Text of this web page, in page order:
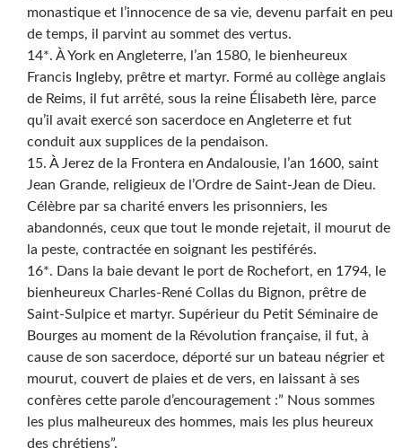
monastique et l’innocence de sa vie, devenu parfait en peu
de temps, il parvint au sommet des vertus.
14*. À York en Angleterre, l’an 1580, le bienheureux
Francis Ingleby, prêtre et martyr. Formé au collège anglais
de Reims, il fut arrêté, sous la reine Élisabeth Ière, parce
qu’il avait exercé son sacerdoce en Angleterre et fut
conduit aux supplices de la pendaison.
15. À Jerez de la Frontera en Andalousie, l’an 1600, saint
Jean Grande, religieux de l’Ordre de Saint-Jean de Dieu.
Célèbre par sa charité envers les prisonniers, les
abandonnés, ceux que tout le monde rejetait, il mourut de
la peste, contractée en soignant les pestiférés.
16*. Dans la baie devant le port de Rochefort, en 1794, le
bienheureux Charles-René Collas du Bignon, prêtre de
Saint-Sulpice et martyr. Supérieur du Petit Séminaire de
Bourges au moment de la Révolution française, il fut, à
cause de son sacerdoce, déporté sur un bateau négrier et
mourut, couvert de plaies et de vers, en laissant à ses
confères cette parole d’encouragement :” Nous sommes
les plus malheureux des hommes, mais les plus heureux
des chrétiens”.